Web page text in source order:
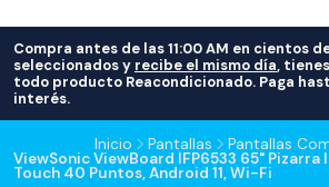
Compra antes de las 11:00 AM en cientos
seleccionados y recibe el mismo día,
todo producto Reacondicionado. Paga
interés.
Inicio Pantallas Pantallas
ViewSonic ViewBoard IFP6533 65"
Touch 40 Puntos, Android 11, Wi-Fi